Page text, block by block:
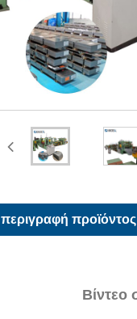
περιγραφή προϊόντος
Βίντεο